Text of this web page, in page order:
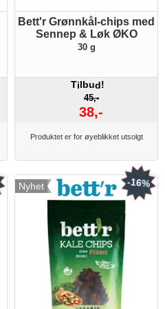
Bett'r Grønnkål-chips med
Sennep & Løk ØKO
30 g
Tilbud!
45,-
38,-
Produktet er for øyeblikket utsolgt
Nyhet -16%